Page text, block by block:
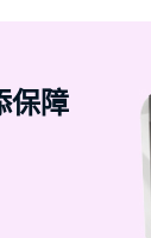
保障